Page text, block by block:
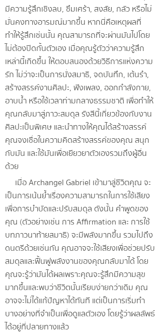
มีความรู้สึกเชิงลบ, ซึมเศร้า, สงสัย, กลัว หรือไม่
มั่นคงทางอารมณ์มากขึ้น หากนี่คือเหตุผลที่
ทำให้รู้สึกเช่นนั้น คุณสามารถที่จะผ่านมันไปโดย
ไม่ต้องปิดกั้นตัวเอง เมื่อคุณรู้ตัวว่าความรู้สึก
เหล่านี้เกิดขึ้น ให้ตอบสนองด้วยวิธีการแห่งความ
รัก ไม่ว่าจะเป็นการนั่งสมาธิ, จดบันทึก, เต้นรำ,
สร้างสรรค์งานศิลปะ, ฟังเพลง, ออกกำลังกาย,
อาบน้ำ หรือใช้เวลาท่ามกลางธรรมชาติ เพื่อทำให้
คุณกลับมาสู่ภาวะสมดุล รังสีนี้เกี่ยวข้องกับงาน
ศิลปะเป็นพิเศษ และนำทางให้คุณได้สร้างสรรค์
คุณจงเชื่อในความคิดสร้างสรรค์ของคุณ สนุก
กับมัน และใช้มันเพื่อเยียวยาตัวเองรวมถึงผู้อื่น
ด้วย
เมื่อ Archangel Gabriel เข้ามาสู่ชีวิตคุณ จะ
เป็นการเน้นย้ำเรื่องความสามารถในการใช้เสียง
เพื่อการบำบัดและปรับสมดุล ดังนั้น คำพูดของ
คุณ (ตัวอย่างเช่น การ Affirmation และ การใช้
บทภาวนาท้ายสมาธิ) จะมีพลังมากขึ้น รวมไปถึง
ดนตรีด้วยเช่นกัน คุณอาจจะใช้เสียงเพื่อช่วยปรับ
สมดุลและฟื้นฟูพลังงานของคุณกลับมาได้ โดย
คุณจะรู้ว่ามันได้ผลเพราะคุณจะรู้สึกมีความสุข
มากขึ้นและพบว่าชีวิตนั้นเรียบง่ายกว่าเดิม คุณ
อาจจะไม่ได้แก้ปัญหาได้ทันที แต่เป็นการเริ่มทำ
บางอย่างที่จำเป็นเพื่อดูแลตัวเอง โดยรู้ว่าผลลัพธ์
ได้อยู่ที่ปลายทางแล้ว